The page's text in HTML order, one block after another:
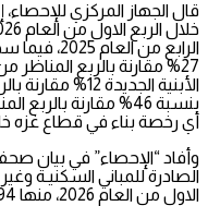
قال الجهاز المركزي
الرابع من
أي رخصة بناء في قطاع غزه
وأفاد “الإحصاء” في بيان
الاول من العام 2026، منها 1,194 رخصة أبنية جديدة.